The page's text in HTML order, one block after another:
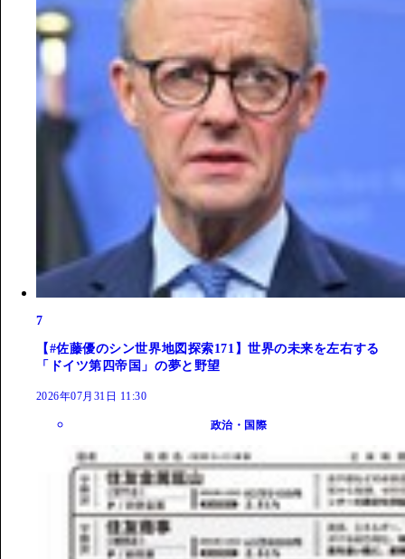
7
【#佐藤優のシン世界地図探索171】世界の未来を左右する
「ドイツ第四帝国」の夢と野望
2026年07月31日 11:30
政治・国際